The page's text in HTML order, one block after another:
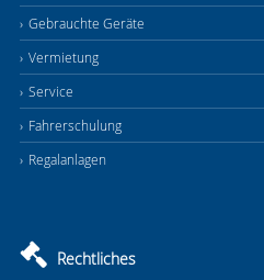
Gebrauchte Geräte
Vermietung
Service
Fahrerschulung
Regalanlagen
Rechtliches